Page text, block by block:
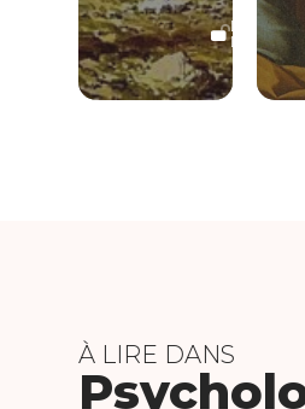
LECTURE
LIBRE
À LIRE DANS